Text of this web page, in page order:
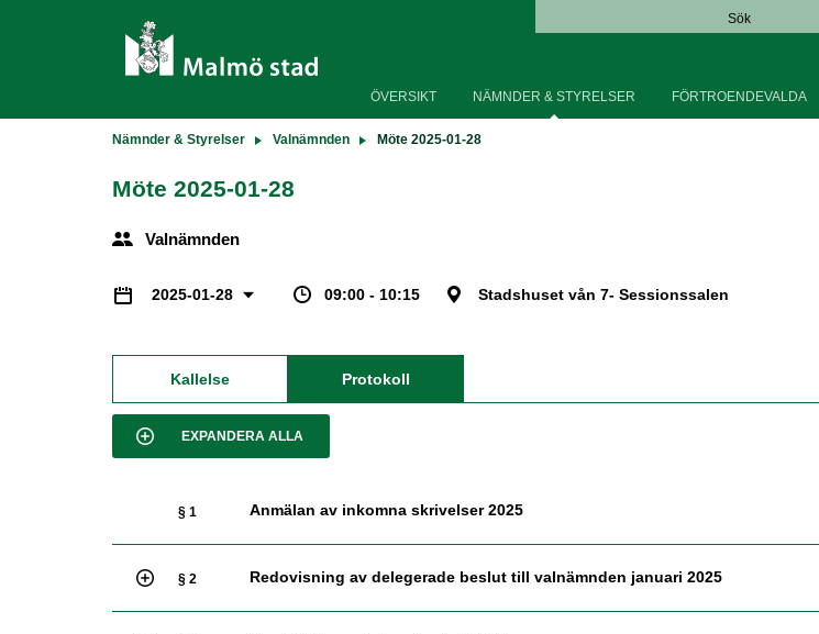
Sök
ÖVERSIKT NÄMNDER & STYRELSER FÖRTROENDEVALDA
Nämnder & Styrelser Valnämnden Möte 2025-01-28
Möte 2025-01-28
Valnämnden
2025-01-28 09:00 - 10:15 Stadshuset vån 7- Sessionssalen
Kallelse Protokoll
EXPANDERA ALLA
§ 1 Anmälan av inkomna skrivelser 2025
§ 2 Redovisning av delegerade beslut till valnämnden januari 2025